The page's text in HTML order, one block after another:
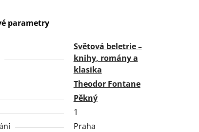
parametry
Světová beletrie –
knihy, romány a
klasika
Theodor Fontane
Pěkný
1
Praha